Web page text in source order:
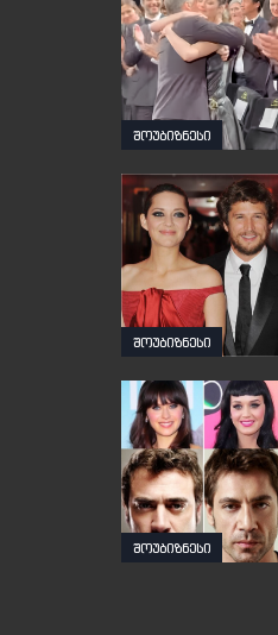
შოუბიზნესი
შოუბიზნესი
შოუბიზნესი